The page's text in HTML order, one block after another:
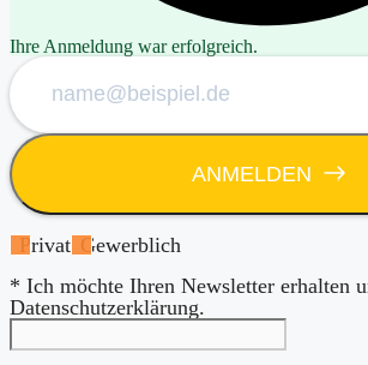
Ihre Anmeldung war erfolgreich.
ANMELDEN
Privat
Gewerblich
* Ich möchte Ihren Newsletter erhalten
Datenschutzerklärung.